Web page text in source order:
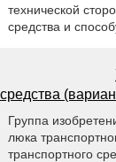
технической
средства и
средства
Группа
люка
транспортного